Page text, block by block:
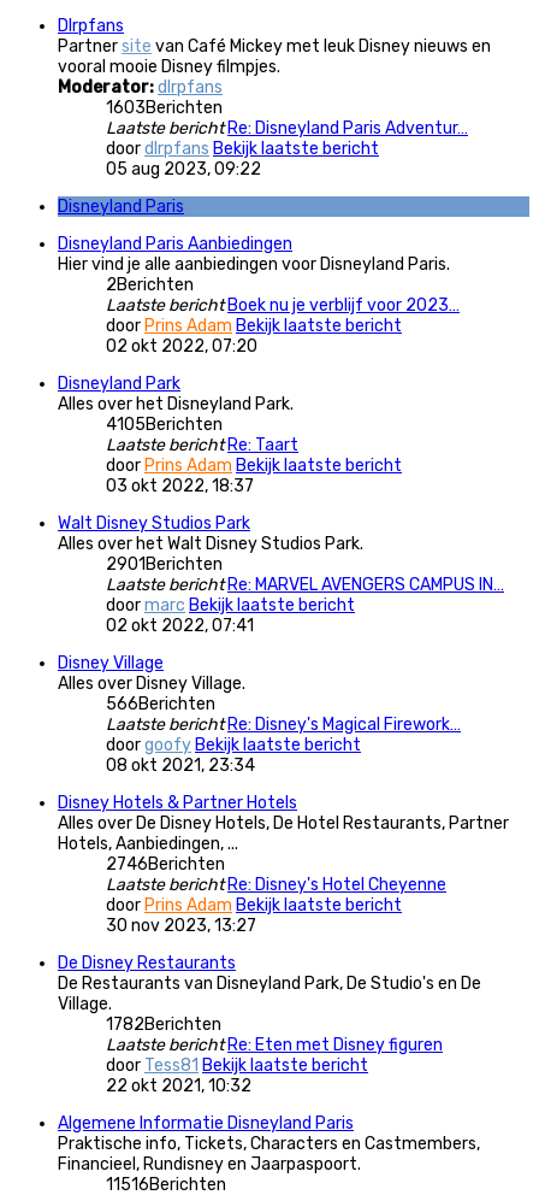
Dlrpfans
Partnersite van Café Mickey met leuk Disney nieuws en
vooral mooie Disney filmpjes.
Moderator:dlrpfans
1603Berichten
Laatste bericht Re: Disneyland Paris Adventur…
doordlrpfans Bekijk laatste bericht
05 aug 2023, 09:22
Disneyland Paris
Disneyland Paris Aanbiedingen
Hier vind je alle aanbiedingen voor Disneyland Paris.
2Berichten
Laatste bericht Boek nu je verblijf voor 2023…
door Prins Adam Bekijk laatste bericht
02 okt 2022, 07:20
Disneyland Park
Alles over het Disneyland Park.
4105Berichten
Laatste bericht Re: Taart
door Prins Adam Bekijk laatste bericht
03 okt 2022, 18:37
Walt Disney Studios Park
Alles over het Walt Disney Studios Park.
2901 Berichten
Laatste bericht Re: MARVEL AVENGERS CAMPUS IN…
doormarc Bekijk laatste bericht
02 okt 2022, 07:41
Disney Village
Alles over Disney Village.
566Berichten
Laatste bericht Re: Disney's Magical Firework…
doorgoofy Bekijk laatste bericht
08 okt 2021, 23:34
Disney Hotels & Partner Hotels
Alles over De Disney Hotels, De Hotel Restaurants, Partner
Hotels, Aanbiedingen, ...
2746Berichten
Laatste bericht Re: Disney's Hotel Cheyenne
door Prins Adam Bekijk laatste bericht
30 nov 2023, 13:27
De Disney Restaurants
De Restaurants van Disneyland Park, De Studio's en De
Village.
1782Berichten
Laatste bericht Re: Eten met Disney figuren
door Tess81 Bekijk laatste bericht
22 okt 2021, 10:32
Algemene Informatie Disneyland Paris
Praktische info, Tickets, Characters en Castmembers,
Financieel, Rundisney en Jaarpaspoort.
11516Berichten